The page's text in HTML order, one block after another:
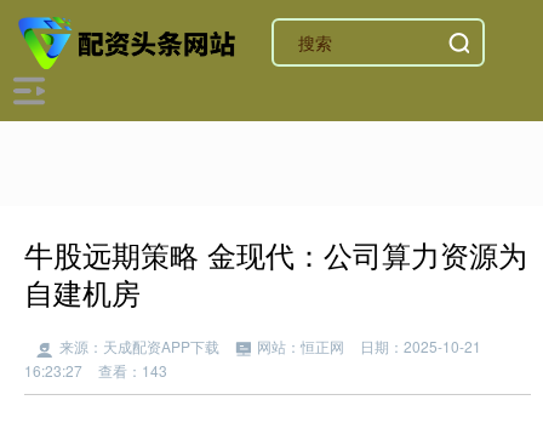
牛股远期策略 金现代：公司算力资源为
自建机房
来源：天成配资APP下载 网站：恒正网
日期：2025-10-21
16:23:27
查看：143